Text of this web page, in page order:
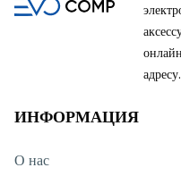
адресу.
ИНФОРМАЦИЯ
О нас